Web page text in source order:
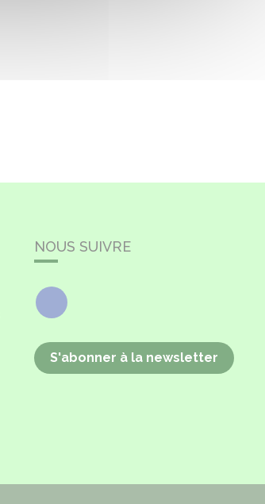
NOUS SUIVRE
Facebook
S'abonner à la newsletter